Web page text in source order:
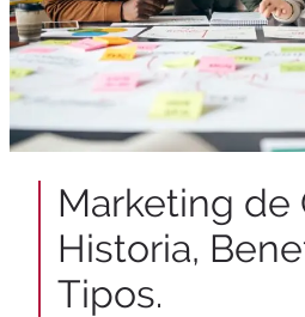
Marketing de
Historia,
Tipos.